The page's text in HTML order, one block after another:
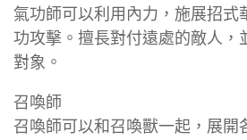
氣功師可以利用內力，施展招式
功攻擊。擅長對付遠處的敵人，
對象。
召喚師
召喚師可以和召喚獸一起，展開